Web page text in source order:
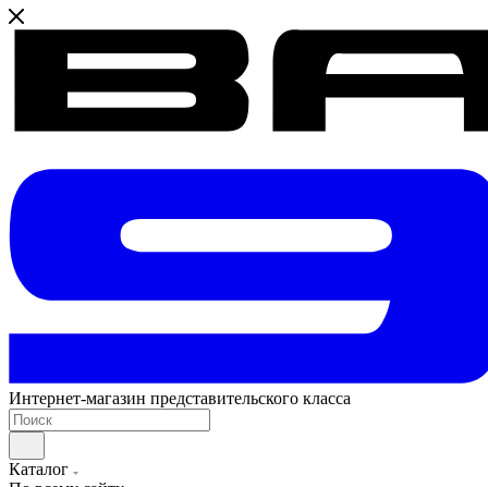
Интернет-магазин представительского класса
Каталог